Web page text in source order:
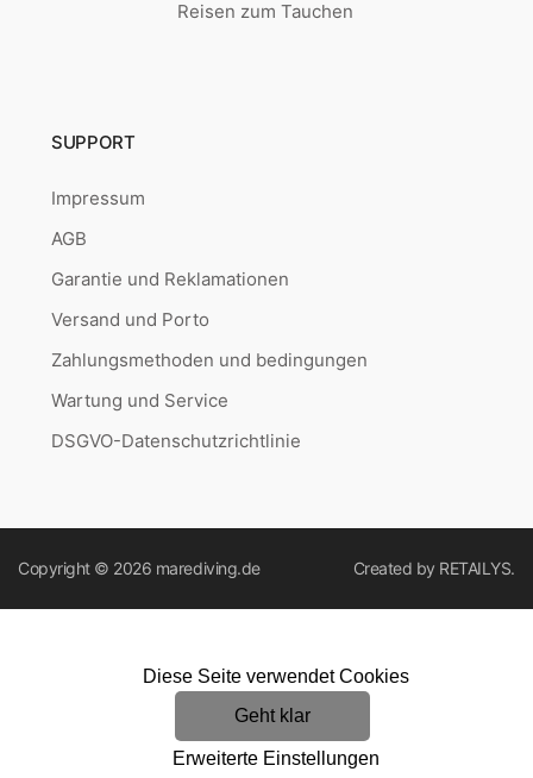
Reisen zum Tauchen
SUPPORT
Impressum
AGB
Garantie und Reklamationen
Versand und Porto
Zahlungsmethoden und bedingungen
Wartung und Service
DSGVO-Datenschutzrichtlinie
Copyright © 2026 marediving.de Created by RETAILYS.
Diese Seite verwendet Cookies
Geht klar
Erweiterte Einstellungen